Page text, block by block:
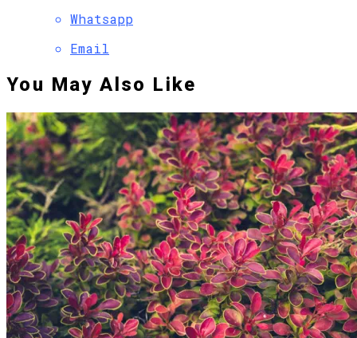
Whatsapp
Email
You May Also Like